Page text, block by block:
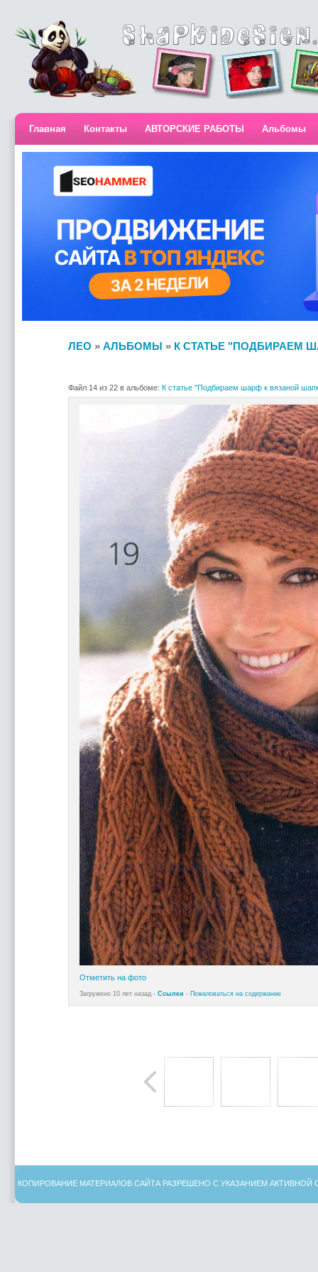
Главная Контакты АВТОРСКИЕ РАБОТЫ Альбомы
ЛЕО » АЛЬБОМЫ » К СТАТЬЕ "ПОДБИРАЕМ
Файл 14 из 22 в альбоме: К статье "Подбираем шарф к вязаной
Отметить на фото
Загружено 10 лет назад - Ссылки - Пожаловаться на содержание
КОПИРОВАНИЕ МАТЕРИАЛОВ САЙТА РАЗРЕШЕНО С УКАЗАНИЕМ АКТИВНОЙ